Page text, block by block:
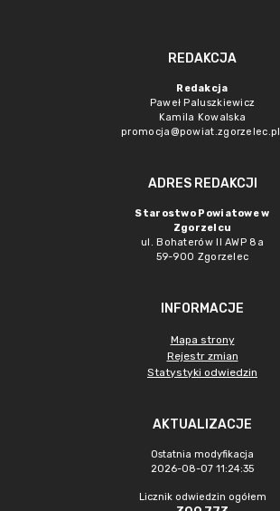
REDAKCJA
Redakcja
Paweł Paluszkiewicz
Kamila Kowalska
promocja@powiat.zgorzelec.pl
ADRES REDAKCJI
Starostwo Powiatowe w
Zgorzelcu
ul. Bohaterów II AWP 8a
59-900 Zgorzelec
INFORMACJE
Mapa strony
Rejestr zmian
Statystyki odwiedzin
AKTUALIZACJE
Ostatnia modyfikacja
2026-08-07 11:24:35
Licznik odwiedzin ogółem